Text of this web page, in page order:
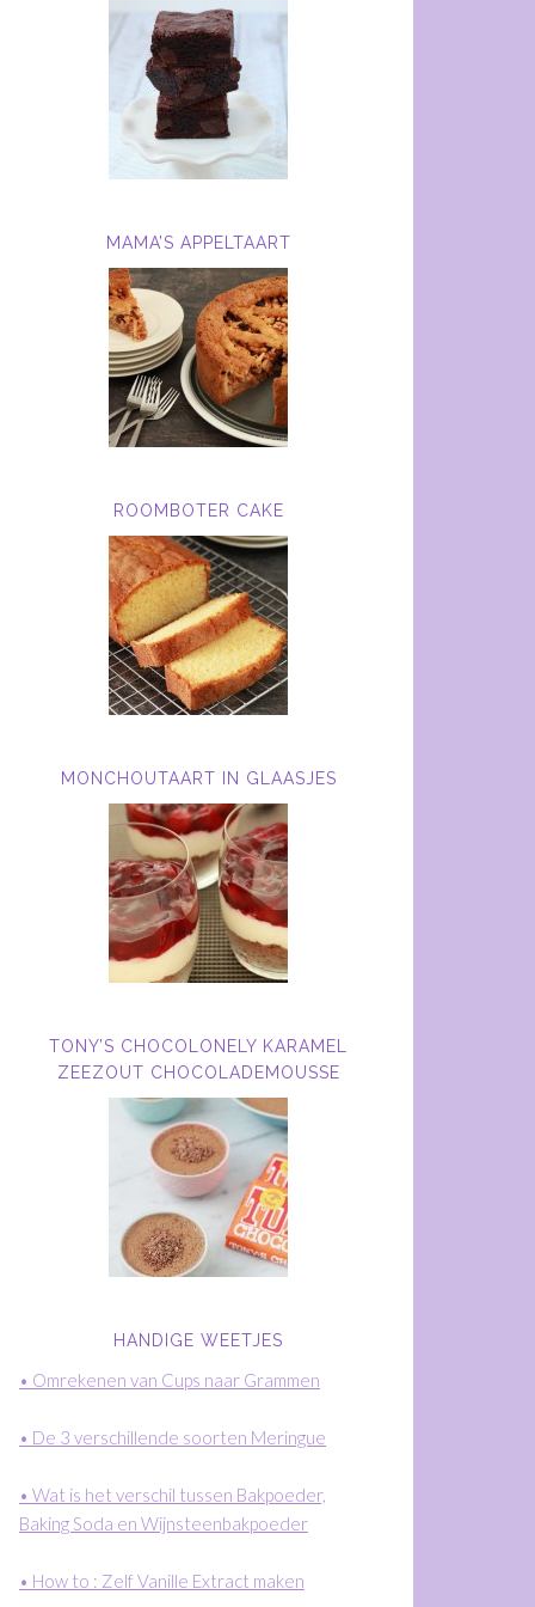
MAMA’S APPELTAART
ROOMBOTER CAKE
MONCHOUTAART IN GLAASJES
TONY’S CHOCOLONELY KARAMEL
ZEEZOUT CHOCOLADEMOUSSE
HANDIGE WEETJES
• Omrekenen van Cups naar Grammen
• De 3 verschillende soorten Meringue
• Wat is het verschil tussen Bakpoeder,
Baking Soda en Wijnsteenbakpoeder
• How to : Zelf Vanille Extract maken